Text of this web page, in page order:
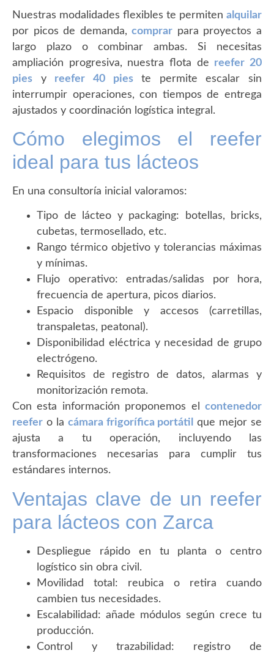
Nuestras modalidades flexibles te permiten alquilar
por picos de demanda,comprar para proyectos a
largo plazo o combinar ambas. Si necesitas
ampliación progresiva, nuestra flota de reefer 20
pies y reefer 40 pieste permite escalar sin
interrumpir operaciones, con tiempos de entrega
ajustados y coordinación logística integral.
Cómo elegimos el reefer
ideal para tus lácteos
En una consultoría inicial valoramos:
Tipo de lácteo y packaging: botellas, bricks,
cubetas, termosellado, etc.
Rango térmico objetivo y tolerancias máximas
y mínimas.
Flujo operativo: entradas/salidas por hora,
frecuencia de apertura, picos diarios.
Espacio disponible y accesos (carretillas,
transpaletas, peatonal).
Disponibilidad eléctrica y necesidad de grupo
electrógeno.
Requisitos de registro de datos, alarmas y
monitorización remota.
Con esta información proponemos el contenedor
reefer o la cámara frigorífica portátil
que mejor se
ajusta a tu operación, incluyendo las
transformaciones necesarias para cumplir tus
estándares internos.
Ventajas clave de un reefer
para lácteos con Zarca
Despliegue rápido en tu planta o centro
logístico sin obra civil.
Movilidad total: reubica o retira cuando
cambien tus necesidades.
Escalabilidad: añade módulos según crece tu
producción.
Control y trazabilidad: registro de